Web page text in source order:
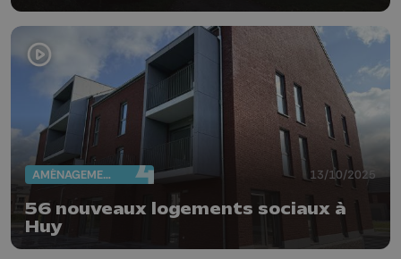
AMÉNAGEMENT DU TERRITOIRE 13/10/2025
56 nouveaux logements sociaux à
Huy